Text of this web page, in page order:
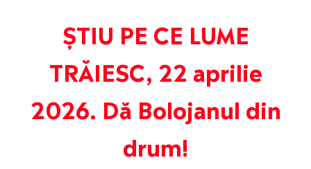
ȘTIU PE CE LUME
TRĂIESC, 22 aprilie
2026. Dă Bolojanul din
drum!